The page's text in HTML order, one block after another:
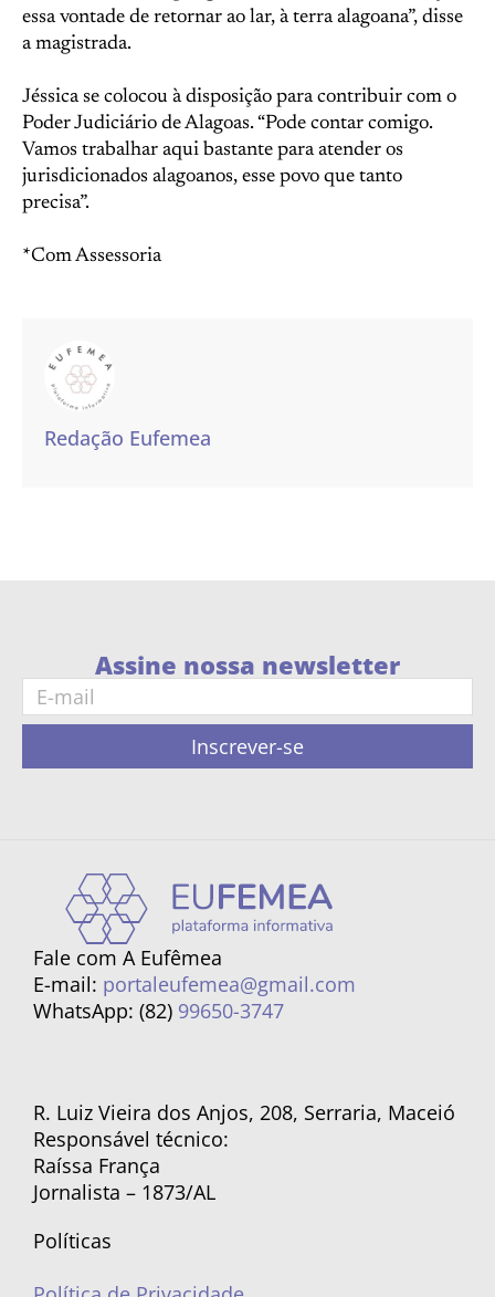
essa vontade de retornar ao lar, à terra alagoana”, disse
a magistrada.
Jéssica se colocou à disposição para contribuir com o
Poder Judiciário de Alagoas. “Pode contar comigo.
Vamos trabalhar aqui bastante para atender os
jurisdicionados alagoanos, esse povo que tanto
precisa”.
*Com Assessoria
Redação Eufemea
Assine nossa newsletter
Inscrever-se
Fale com A Eufêmea
E-mail: portaleufemea@gmail.com
WhatsApp: (82) 99650-3747
R. Luiz Vieira dos Anjos, 208, Serraria, Maceió
Responsável técnico:
Raíssa França
Jornalista – 1873/AL
Políticas